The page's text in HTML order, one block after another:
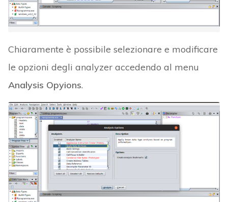
Chiaramente è possibile selezionare e modificare
le opzioni degli analyzer accedendo al menu
Analysis Opyions.